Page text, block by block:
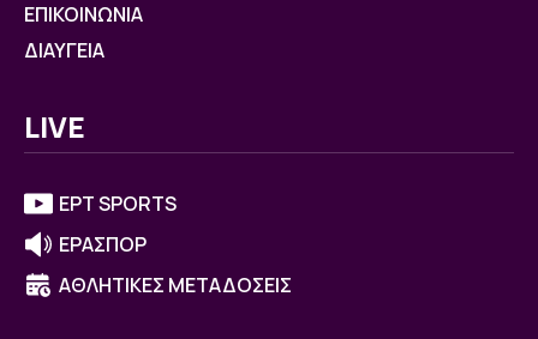
ΕΠΙΚΟΙΝΩΝΙΑ
ΔΙΑΥΓΕΙΑ
LIVE
ΕΡΤ SPORTS
ΕΡΑΣΠΟΡ
ΑΘΛΗΤΙΚΕΣ ΜΕΤΑΔΟΣΕΙΣ